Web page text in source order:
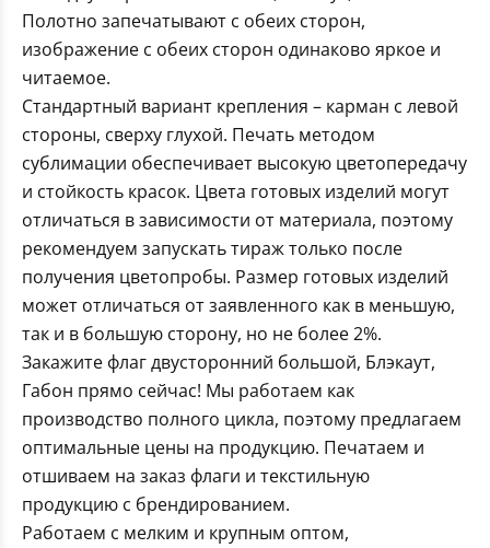
Полотно запечатывают с обеих сторон,
изображение с обеих сторон одинаково яркое и
читаемое.
Стандартный вариант крепления – карман с левой
стороны, сверху глухой. Печать методом
сублимации обеспечивает высокую цветопередачу
и стойкость красок. Цвета готовых изделий могут
отличаться в зависимости от материала, поэтому
рекомендуем запускать тираж только после
получения цветопробы. Размер готовых изделий
может отличаться от заявленного как в меньшую,
так и в большую сторону, но не более 2%.
Закажите флаг двусторонний большой, Блэкаут,
Габон прямо сейчас! Мы работаем как
производство полного цикла, поэтому предлагаем
оптимальные цены на продукцию. Печатаем и
отшиваем на заказ флаги и текстильную
продукцию с брендированием.
Работаем с мелким и крупным оптом,